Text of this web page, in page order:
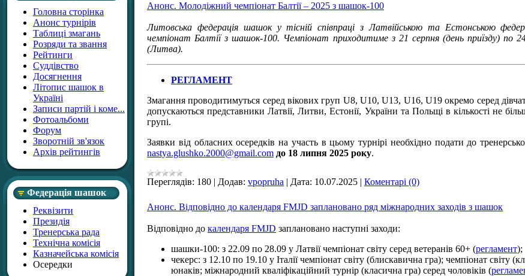
Головна сторінка
Анонс турнірів
Таблиці змагань
Розряди та звання
Рейтинги
Суддівство
Досягнення
Літопис шашок в
Україні
Записи партій і коме...
Фотоальбоми
Форум
Зворотній зв'язок
Архів рейтингів
Федерація шашок
Реквізити
Президія
Тренерська рада
Технічна комісія
Казначейська комісія
Осередки
Анонс. Молодіжний чемпіонат Балтії – 2025 з шашок-100
Литовська федерація шашок у тісній співпраці з Латвійською та Естонською
чемпіонат Балтії з шашок-100. Чемпіонат приходитиме з 21 серпня (день приїзду) по
(Литва).
РЕГЛАМЕНТ
Змагання проводитимуться серед вікових груп U8, U10, U13, U16, U19 окремо серед
допускаються представники Латвії, Литви, Естонії, України та Польщі в кількості не
групі.
Заявки від обласних осередків на участь в цьому турнірі необхідно подати до
nastya.glushko.2000@gmail.com до 18 липня 2025 року.
Переглядів: 180 | Додав: vpopruha | Дата: 10.07.2025 | Коментарі (0)
Анонс. Відповідно до календаря FMJD заплановано ряд міжнародних заходів з шашок
Відповідно до календаря FMJD заплановано наступні заходи:
шашки-100: з 22.09 по 28.09 у Латвії чемпіонат світу серед ветеранів 60+ (регламент);
чекерс: з 12.10 по 19.10 у Італії чемпіонат світу (блискавична гра); чемпіонат світу
юнаків; міжнародний кваліфікаційний турнір (класична гра) серед чоловіків (